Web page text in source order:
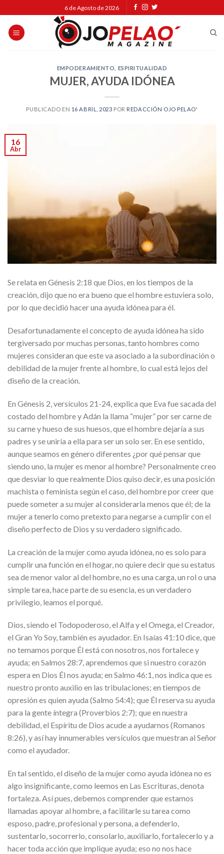
to
content
6 de Agosto de 2026
EMPODERAMIENTO ESPIRITUALIDAD
MUJER, AYUDA IDÓNEA
PUBLICADO EN 16 ABRIL, 2023 POR REDACCIÓN OJO PELAO'
16
Abr
Se relata en Génesis 2:18 que Dios, en los tiempos de la
creación, dijo que no era bueno que el hombre estuviera solo,
por lo que decidió hacer una ayuda idónea para él.
Desafortunadamente el concepto de ayuda idónea ha sido
tergiversado por muchas personas, tanto hombres como
mujeres consideran que este va asociado a la subordinación o
debilidad de la mujer frente al hombre, lo cual está lejos del
diseño de la creación.
En Génesis 2, versículos 21-24, explica que Eva fue sacada del
costado del hombre y Adán la llama “mujer” por ser carne de
su carne y hueso de sus huesos, que el hombre dejaría a sus
padres y se uniría a ella para ser un solo ser. En ese sentido,
aunque seamos en género diferentes ¿por qué pensar que
siendo uno, la mujer es menor al hombre? Personalmente creo
que desviar lo que realmente Dios quiso decir, es una posición
machista o feminista según el caso, del hombre por creer que
puede someter a su mujer al considerarla menos que él; de la
mujer a tenerlo como pretexto para negarse a cumplir con el
diseño perfecto de Dios y su verdadero significado.
La creación de la mujer como ayuda idónea, no es solo para
cumplir una función en el hogar, no quiere decir que su estatus
sea de menor valor al del hombre, no es una carga, un rol o una
simple tarea, hace parte de su esencia, es un verdadero
privilegio, leamos el porqué.
Dios, siendo el Todopoderoso, el Alfa y el Omega, el Creador,
el Gran Yo Soy, también es ayudador. En Isaías 41:10 dice, que
no temamos porque Él está con nosotros, nos fortalece y
ayuda; en Salmos 28:7, aprendemos que si nuestro corazón
espera en Dios Él nos ayuda; en Salmo 46:1, nos indica que es
nuestro pronto auxilio en las tribulaciones; en tiempos de
opresión es quien ayuda (Salmo 54:4); que Él reserva su ayuda
para la gente íntegra (Proverbios 2:7); que en nuestra
debilidad, el Espíritu de Dios acude a ayudarnos (Romanos
8:26), y así hay innumerables versículos que muestran al Señor
como el ayudador.
En tal sentido, el diseño de la mujer como ayuda idónea no es
algo insignificante, como leemos en Las Escrituras, denota
fortaleza. Así pues, debemos comprender que estamos
llamadas apoyar al hombre, a facilitarle su tarea como
esposo, padre, profesional y persona, a defenderlo,
sustentarlo, socorrerlo, consolarlo, auxiliarlo, fortalecerlo y a
hacer toda acción que implique ayuda; eso no nos hace